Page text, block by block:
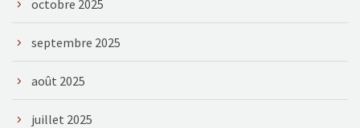
octobre 2025
septembre 2025
août 2025
juillet 2025